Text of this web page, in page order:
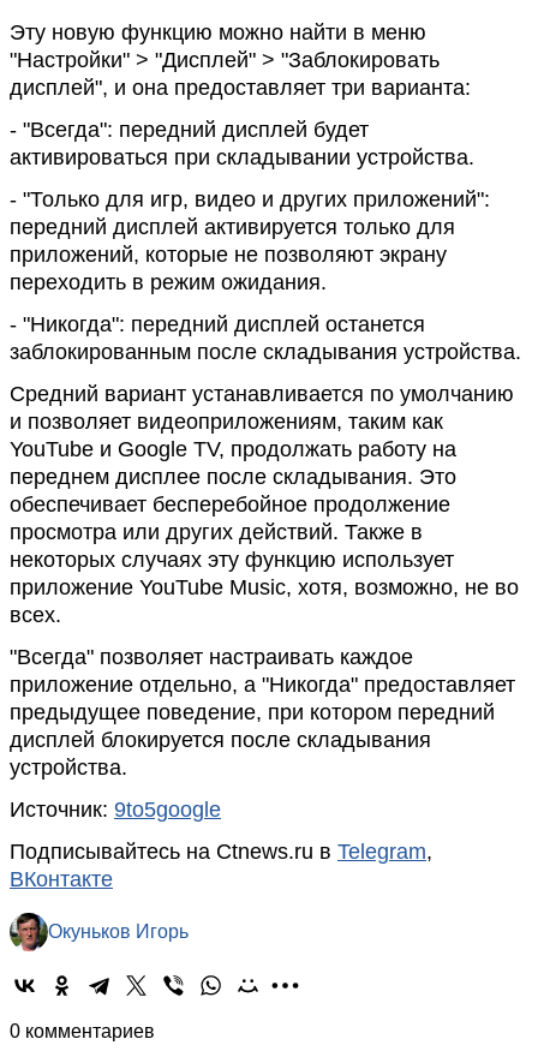
Эту новую функцию можно найти в меню
"Настройки" > "Дисплей" > "Заблокировать
дисплей", и она предоставляет три варианта:
- "Всегда": передний дисплей будет
активироваться при складывании устройства.
- "Только для игр, видео и других приложений":
передний дисплей активируется только для
приложений, которые не позволяют экрану
переходить в режим ожидания.
- "Никогда": передний дисплей останется
заблокированным после складывания устройства.
Средний вариант устанавливается по умолчанию
и позволяет видеоприложениям, таким как
YouTube и Google TV, продолжать работу на
переднем дисплее после складывания. Это
обеспечивает бесперебойное продолжение
просмотра или других действий. Также в
некоторых случаях эту функцию использует
приложение YouTube Music, хотя, возможно, не во
всех.
"Всегда" позволяет настраивать каждое
приложение отдельно, а "Никогда" предоставляет
предыдущее поведение, при котором передний
дисплей блокируется после складывания
устройства.
Источник: 9to5google
Подписывайтесь на Ctnews.ru в Telegram,
ВКонтакте
Окуньков Игорь
0 комментариев